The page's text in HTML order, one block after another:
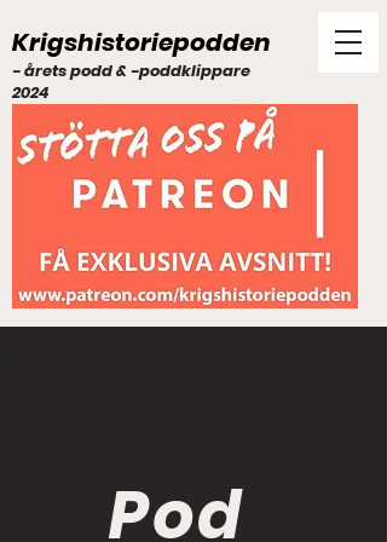
Krigshistoriepodden
- årets podd & -poddklippare
2024
Pod